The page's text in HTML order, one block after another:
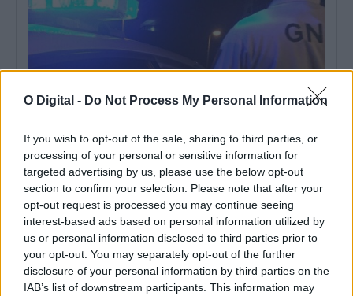
O Digital - Do Not Process My Personal Information
If you wish to opt-out of the sale, sharing to third parties, or
processing of your personal or sensitive information for
targeted advertising by us, please use the below opt-out
section to confirm your selection. Please note that after your
opt-out request is processed you may continue seeing
interest-based ads based on personal information utilized by
us or personal information disclosed to third parties prior to
your opt-out. You may separately opt-out of the further
disclosure of your personal information by third parties on the
IAB’s list of downstream participants. This information may
Militar da GNR ferido e ameaçado de morte durante desacatos
em Estremoz
Um militar da Guarda Nacional Republicana sofreu ferimentos
ligeiros durante os desacatos registados ao...
7 Agosto, 2026 - 08:37